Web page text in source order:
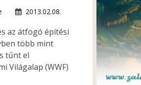
2013.02.08.
az átfogó építési
több mint
tűnt el
Világalap (WWF)